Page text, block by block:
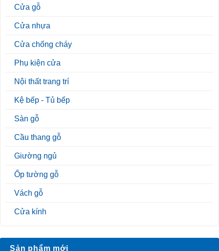
Cửa gỗ
Cửa nhựa
Cửa chống cháy
Phụ kiện cửa
Nội thất trang trí
Kệ bếp - Tủ bếp
Sàn gỗ
Cầu thang gỗ
Giường ngủ
Ốp tường gỗ
Vách gỗ
Cửa kính
Sản phẩm mới